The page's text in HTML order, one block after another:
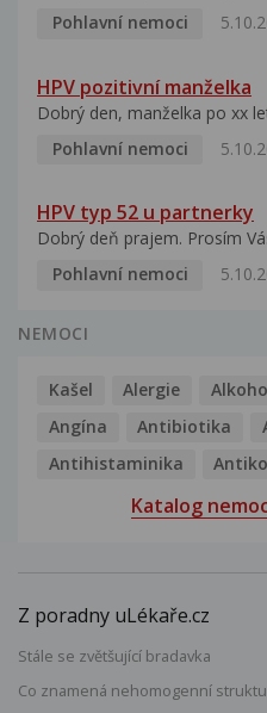
Pohlavní nemoci
HPV pozitivní manželka
Dobrý den, manželka po xx
Pohlavní nemoci
HPV typ 52 u partnerky
Dobrý deň prajem. Prosím
Pohlavní nemoci
NEMOCI
Kašel Alergie
Angína
Antibiotika
Antihistaminika
Katalog
Z poradny uLékaře.cz
Stále se zvětšující bradavka
Co znamená nehomogenní